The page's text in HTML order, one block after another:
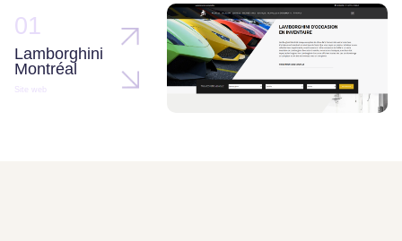
01
Lamborghini
Montréal
Site web